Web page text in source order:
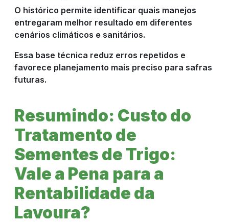
O histórico permite identificar quais manejos
entregaram melhor resultado em diferentes
cenários climáticos e sanitários.
Essa base técnica reduz erros repetidos e
favorece planejamento mais preciso para safras
futuras.
Resumindo: Custo do
Tratamento de
Sementes de Trigo:
Vale a Pena para a
Rentabilidade da
Lavoura?